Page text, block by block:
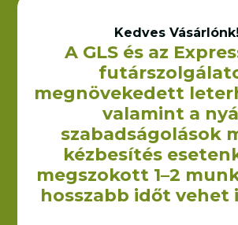
Barbados vászontáska
hosszú füllel – 38×42 cm
(300 g/m2)
+ÁFA
OPCIÓK VÁLASZTÁSA
Cyprus
1
Kedves Vásárlónk!
A GLS és az
megnövekedett
valamint a
szabadságolások
kézbesítés
megszokott 1–2
hosszabb időt vehet